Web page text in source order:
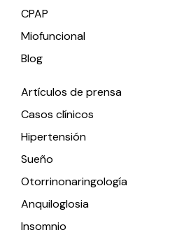
CPAP
Miofuncional
Blog
Artículos de prensa
Casos clínicos
Hipertensión
Sueño
Otorrinonaringología
Anquiloglosia
Insomnio